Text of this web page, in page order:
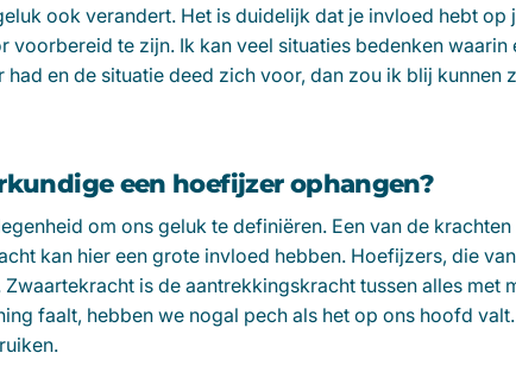
ook verandert. Het is duidelijk dat je invloed hebt
voorbereid te zijn. Ik kan veel situaties bedenken
en de situatie deed zich voor, dan zou ik blij kunnen
een hoefijzer ophangen?
om ons geluk te definiëren. Een van de
kan hier een grote invloed hebben. Hoefijzers, die
is de aantrekkingskracht tussen alles met
faalt, hebben we nogal pech als het op ons hoofd